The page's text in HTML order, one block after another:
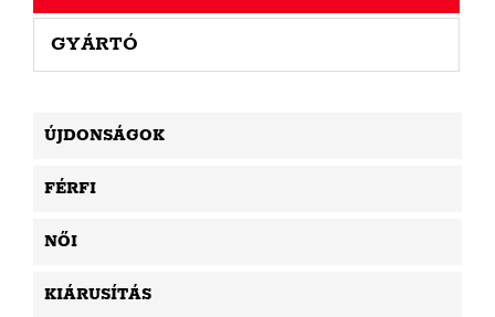
GYÁRTÓ
ÚJDONSÁGOK
FÉRFI
NŐI
KIÁRUSÍTÁS